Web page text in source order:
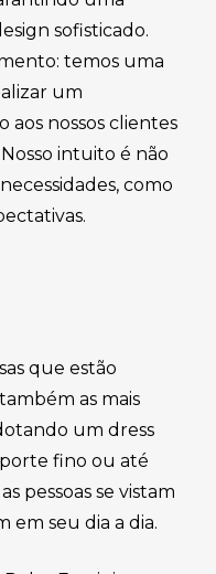
sofisticado.
temos uma
um
nossos clientes
intuito é não
como
que estão
as mais
um dress
fino ou até
pessoas se vistam
em seu dia a dia.